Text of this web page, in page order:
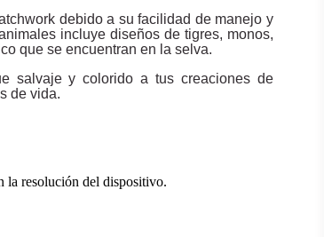
debido a su facilidad de manejo y
incluye diseños de tigres, monos,
que se encuentran en la selva.
salvaje y colorido a tus creaciones de
de vida.
la resolución del dispositivo.